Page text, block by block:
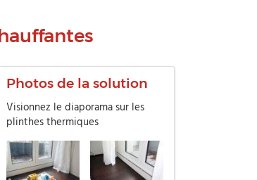
Photos de la solution
Visionnez le diaporama sur les
plinthes thermiques